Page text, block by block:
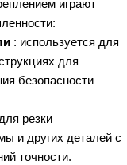
играют
: используется для
для
безопасности
резки
и других деталей с
точности.